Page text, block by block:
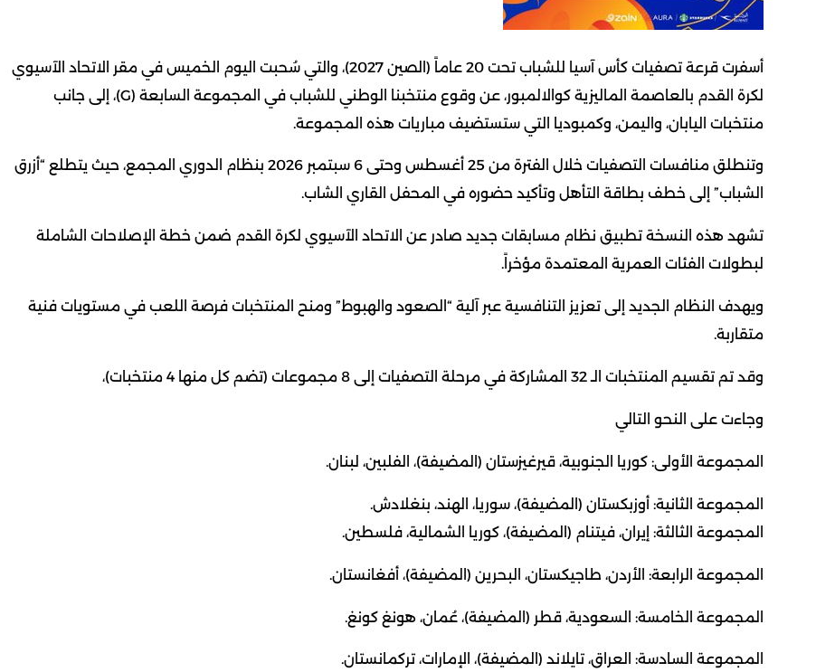
أسفرت قرعة تصفيات كأس آسيا للشباب تحت 20 عاماً (الصين 2027)، والتي سُحبت اليوم الخميس في مقر الاتحاد الآسيوي
لكرة القدم بالعاصمة الماليزية كوالالمبور، عن وقوع منتخبنا الوطني للشباب في المجموعة السابعة (G)، إلى جانب
منتخبات اليابان، واليمن، وكمبوديا التي ستستضيف مباريات هذه المجموعة.
وتنطلق منافسات التصفيات خلال الفترة من 25 أغسطس وحتى 6 سبتمبر 2026 بنظام الدوري المجمع، حيث يتطلع “أزرق
الشباب” إلى خطف بطاقة التأهل وتأكيد حضوره في المحفل القاري الشاب.
تشهد هذه النسخة تطبيق نظام مسابقات جديد صادر عن الاتحاد الآسيوي لكرة القدم ضمن خطة الإصلاحات الشاملة
لبطولات الفئات العمرية المعتمدة مؤخراً.
ويهدف النظام الجديد إلى تعزيز التنافسية عبر آلية “الصعود والهبوط” ومنح المنتخبات فرصة اللعب في مستويات فنية
متقاربة.
وقد تم تقسيم المنتخبات الـ 32 المشاركة في مرحلة التصفيات إلى 8 مجموعات (تضم كل منها 4 منتخبات)،
وجاءت على النحو التالي
المجموعة الأولى: كوريا الجنوبية، قيرغيزستان (المضيفة)، الفلبين، لبنان.
المجموعة الثانية: أوزبكستان (المضيفة)، سوريا، الهند، بنغلادش.
المجموعة الثالثة: إيران، فيتنام (المضيفة)، كوريا الشمالية، فلسطين.
المجموعة الرابعة: الأردن، طاجيكستان، البحرين (المضيفة)، أفغانستان.
المجموعة الخامسة: السعودية، قطر (المضيفة)، عُمان، هونغ كونغ.
المجموعة السادسة: العراق، تايلاند (المضيفة)، الإمارات، تركمانستان.